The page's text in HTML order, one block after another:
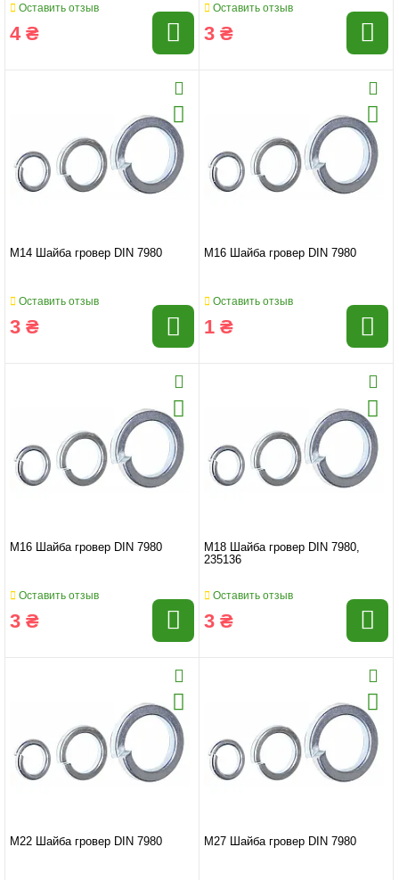
Оставить отзыв
4 ₴
Оставить отзыв
3 ₴
M14 Шайба гровер DIN 7980
Оставить отзыв
3 ₴
M16 Шайба гровер DIN 7980
Оставить отзыв
1 ₴
M16 Шайба гровер DIN 7980
Оставить отзыв
3 ₴
M18 Шайба гровер DIN 7980,
235136
Оставить отзыв
3 ₴
M22 Шайба гровер DIN 7980 M27 Шайба гровер DIN 7980